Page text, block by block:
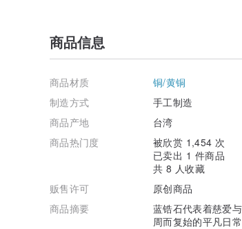
www.pinkoi.com/product/Xek5Vgra
商品信息
商品材质
铜/黄铜
制造方式
手工制造
商品产地
台湾
商品热门度
被欣赏 1,454 次
已卖出 1 件商品
共 8 人收藏
贩售许可
原创商品
商品摘要
蓝锆石代表着慈爱
周而复始的平凡日